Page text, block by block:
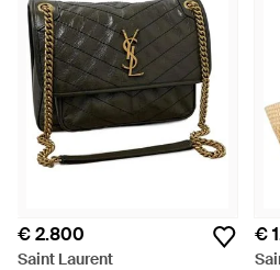
€ 2.800
Saint Laurent
€